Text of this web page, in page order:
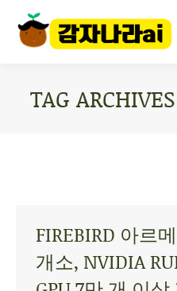
TAG
FIREBIRD 아르
개소, NVIDIA